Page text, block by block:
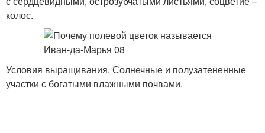
колос.
Условия выращивания. Солнечные и полузатененные
участки с богатыми влажными почвами.